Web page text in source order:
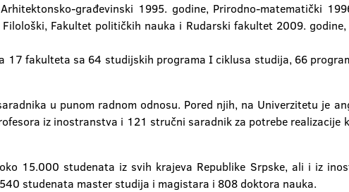
građevinski 1995. godine, Prirodno-matematički
Fakultet političkih nauka i Rudarski fakultet 2009.
17 fakulteta sa 64 studijskih programa I ciklusa studija, 66
u punom radnom odnosu. Pored njih, na Univerzitetu je
iz inostranstva i 121 stručni saradnik za potrebe realizacije
15.000 studenata iz svih krajeva Republike Srpske, ali i iz
studenata master studija i magistara i 808 doktora nauka.